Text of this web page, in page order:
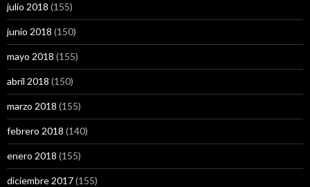
julio 2018 (155)
junio 2018 (150)
mayo 2018 (155)
abril 2018 (150)
marzo 2018 (155)
febrero 2018 (140)
enero 2018 (155)
diciembre 2017(155)